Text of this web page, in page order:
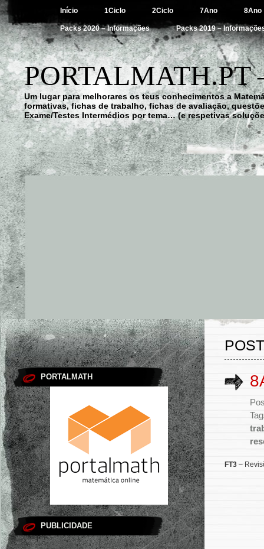
Início 1Ciclo 2Ciclo 7Ano 8Ano
Packs 2020 – Informações Packs 2019 –
Um lugar para melhorares os teus conhecimentos a
formativas, fichas de trabalho, fichas de avaliação,
Exame/Testes Intermédios por tema… (e respetivas
PORTALMATH
PUBLICIDADE
FT3 –